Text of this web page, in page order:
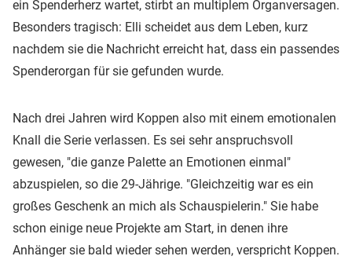
ein Spenderherz wartet, stirbt an multiplem Organversagen.
Besonders tragisch: Elli scheidet aus dem Leben, kurz
nachdem sie die Nachricht erreicht hat, dass ein passendes
Spenderorgan für sie gefunden wurde.
Nach drei Jahren wird Koppen also mit einem emotionalen
Knall die Serie verlassen. Es sei sehr anspruchsvoll
gewesen, "die ganze Palette an Emotionen einmal"
abzuspielen, so die 29-Jährige. "Gleichzeitig war es ein
großes Geschenk an mich als Schauspielerin." Sie habe
schon einige neue Projekte am Start, in denen ihre
Anhänger sie bald wieder sehen werden, verspricht Koppen.